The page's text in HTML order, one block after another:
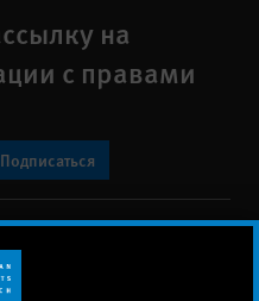
на
с правами
Подписаться